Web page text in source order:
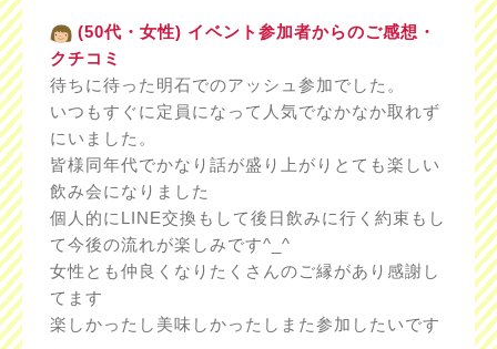
(50代・女性) イベント参加者からのご感想・
クチコミ
待ちに待った明石でのアッシュ参加でした。
いつもすぐに定員になって人気でなかなか取れず
にいました。
皆様同年代でかなり話が盛り上がりとても楽しい
飲み会になりました
個人的にLINE交換もして後日飲みに行く約束もし
て今後の流れが楽しみです^_^
女性とも仲良くなりたくさんのご縁があり感謝し
てます
楽しかったし美味しかったしまた参加したいです